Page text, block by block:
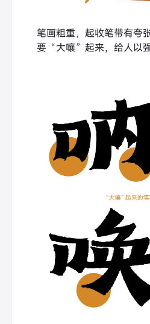
笔画粗重，起收笔带有夸
要“大嚷”起来，给人以强